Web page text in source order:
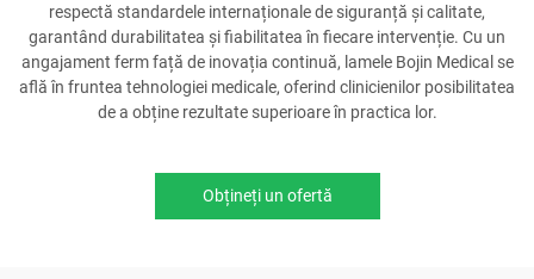
respectă standardele internaționale de siguranță și calitate,
garantând durabilitatea și fiabilitatea în fiecare intervenție. Cu un
angajament ferm față de inovația continuă, lamele Bojin Medical se
află în fruntea tehnologiei medicale, oferind clinicienilor posibilitatea
de a obține rezultate superioare în practica lor.
Obțineți un ofertă